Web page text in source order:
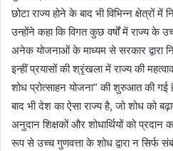
छोटा राज्य होने के बाद भी विभिन्न क्षेत्रों
उन्होंने कहा कि विगत कुछ वर्षों में राज्य के
अनेक योजनाओं के माध्यम से सरकार द्वारा
इन्हीं प्रयासों की श्रृंखला में राज्य की
शोध प्रोत्साहन योजना“ की शुरुआत की गई
बाद भी देश का ऐसा राज्य है, जो शोध को
अनुदान शिक्षकों और शोधार्थियों को प्रदान
रूप से उच्च गुणवत्ता के शोध द्वारा न सिर्फ